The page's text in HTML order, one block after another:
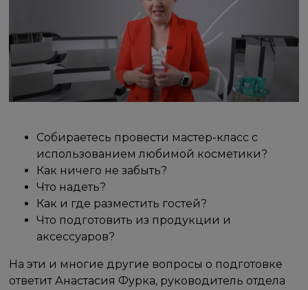
Собираетесь провести мастер-класс с
использованием любимой косметики?
Как ничего не забыть?
Что надеть?
Как и где разместить гостей?
Что подготовить из продукции и
аксессуаров?
На эти и многие другие вопросы о подготовке
ответит Анастасия Фурка, руководитель отдела